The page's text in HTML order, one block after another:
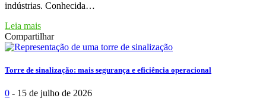
indústrias. Conhecida…
Leia mais
Compartilhar
Torre de sinalização: mais segurança e eficiência operacional
0 - 15 de julho de 2026